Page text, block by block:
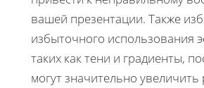
вашей презентации. Также
избыточного использования
таких как тени и градиенты,
могут значительно